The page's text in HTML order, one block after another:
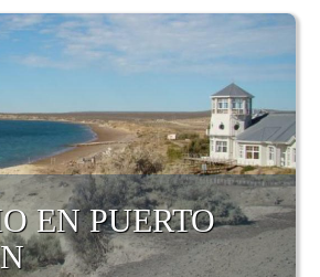
EN PUERTO